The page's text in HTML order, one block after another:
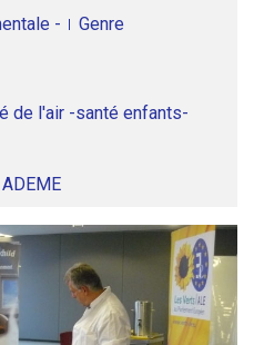
- Genre
de l'air -santé enfants-